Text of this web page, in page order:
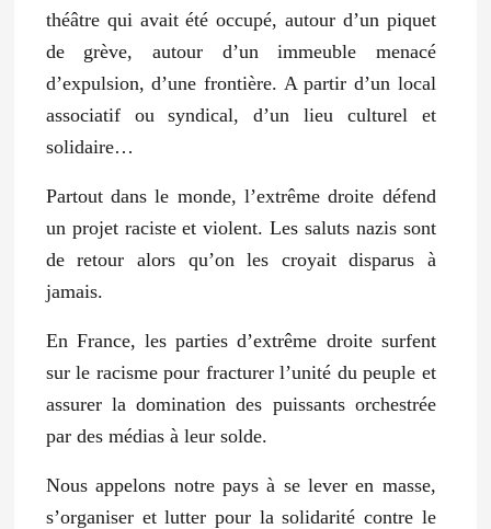
théâtre qui avait été occupé, autour d’un piquet
de grève, autour d’un immeuble menacé
d’expulsion, d’une frontière. A partir d’un local
associatif ou syndical, d’un lieu culturel et
solidaire…
Partout dans le monde, l’extrême droite défend
un projet raciste et violent. Les saluts nazis sont
de retour alors qu’on les croyait disparus à
jamais.
En France, les parties d’extrême droite surfent
sur le racisme pour fracturer l’unité du peuple et
assurer la domination des puissants orchestrée
par des médias à leur solde.
Nous appelons notre pays à se lever en masse,
s’organiser et lutter pour la solidarité contre le